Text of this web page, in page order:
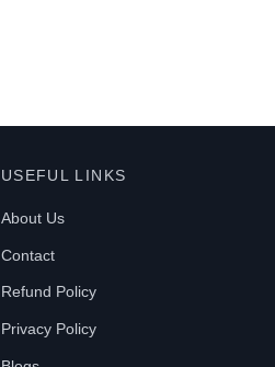
USEFUL LINKS
About Us
Contact
Refund Policy
Privacy Policy